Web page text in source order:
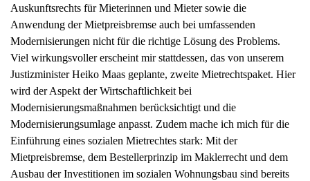
Auskunftsrechts für Mieterinnen und Mieter sowie die
Anwendung der Mietpreisbremse auch bei umfassenden
Modernisierungen nicht für die richtige Lösung des Problems.
Viel wirkungsvoller erscheint mir stattdessen, das von unserem
Justizminister Heiko Maas geplante, zweite Mietrechtspaket. Hier
wird der Aspekt der Wirtschaftlichkeit bei
Modernisierungsmaßnahmen berücksichtigt und die
Modernisierungsumlage anpasst. Zudem mache ich mich für die
Einführung eines sozialen Mietrechtes stark: Mit der
Mietpreisbremse, dem Bestellerprinzip im Maklerrecht und dem
Ausbau der Investitionen im sozialen Wohnungsbau sind bereits